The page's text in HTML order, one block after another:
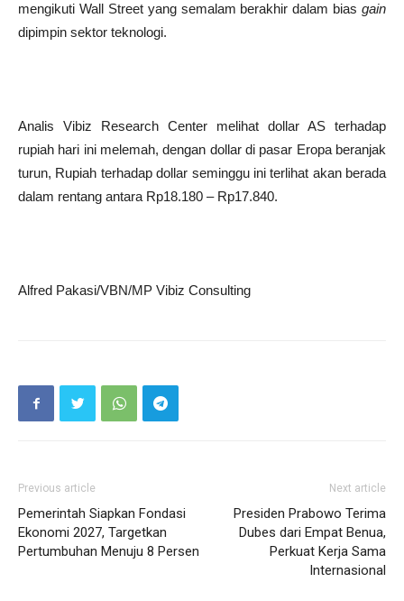
mengikuti Wall Street yang semalam berakhir dalam bias gain
dipimpin sektor teknologi.
Analis Vibiz Research Center melihat dollar AS terhadap
rupiah hari ini melemah, dengan dollar di pasar Eropa beranjak
turun, Rupiah terhadap dollar seminggu ini terlihat akan berada
dalam rentang antara Rp18.180 – Rp17.840.
Alfred Pakasi/VBN/MP Vibiz Consulting
Previous article
Pemerintah Siapkan Fondasi
Ekonomi 2027, Targetkan
Pertumbuhan Menuju 8 Persen
Next article
Presiden Prabowo Terima
Dubes dari Empat Benua,
Perkuat Kerja Sama
Internasional